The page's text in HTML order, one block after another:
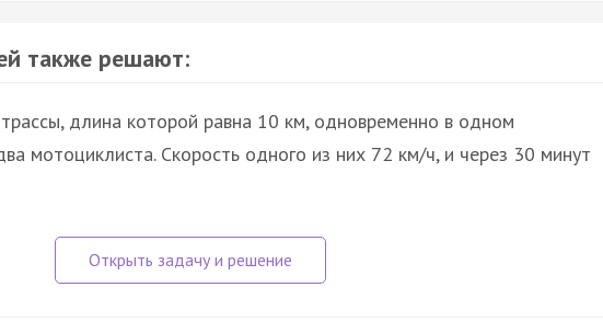
также решают:
длина которой равна 10 км, одновременно в одном
мотоциклиста. Скорость одного из них 72 км/ч, и через 30 минут